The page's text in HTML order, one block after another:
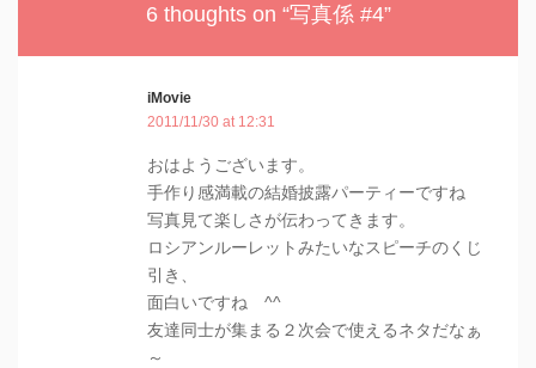
6 thoughts on “写真係 #4”
iMovie
2011/11/30 at 12:31
おはようございます。
手作り感満載の結婚披露パーティーですね
写真見て楽しさが伝わってきます。
ロシアンルーレットみたいなスピーチのくじ
引き、
面白いですね ^^
友達同士が集まる２次会で使えるネタだなぁ
～